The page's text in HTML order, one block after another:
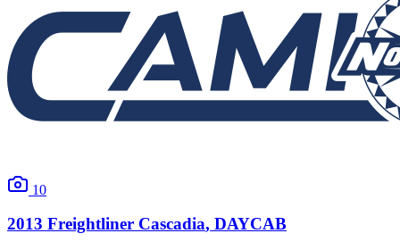
10
2013 Freightliner Cascadia, DAYCAB